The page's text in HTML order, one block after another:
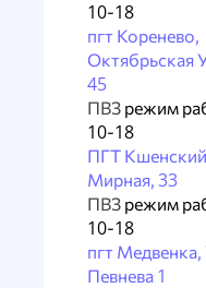
10-18
пгт Коренево,
Октябрьская
45
ПВЗ режим
10-18
ПГТ
Мирная, 33
ПВЗ режим
10-18
пгт Медвенка,
Певнева 1